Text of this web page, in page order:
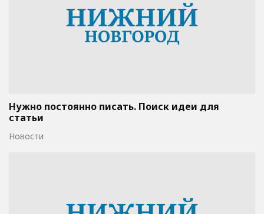
Нужно постоянно писать. Поиск идеи для
статьи
Новости